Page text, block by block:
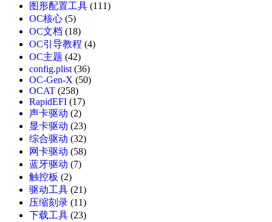
图形配置工具 (111)
OC核心 (5)
OC文档 (18)
OC引导教程 (4)
OC主题 (42)
config.plist(36)
OC-Gen-X (50)
OCAT (258)
RapidEFI (17)
声卡驱动 (2)
显卡驱动 (23)
综合驱动 (32)
网卡驱动 (58)
蓝牙驱动 (7)
触控板 (2)
驱动工具 (21)
压缩刻录 (11)
下载工具 (23)